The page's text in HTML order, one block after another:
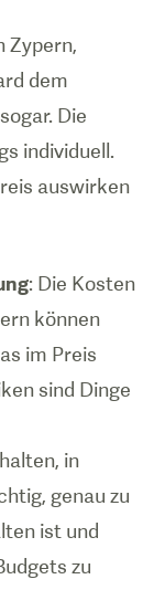
Zypern,
dem
Die
individuell.
auswirken
: Die Kosten
können
im Preis
sind Dinge
in
genau zu
ist und
zu